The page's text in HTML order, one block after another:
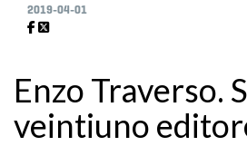
2019-04-01
Enzo Traverso.
veintiuno